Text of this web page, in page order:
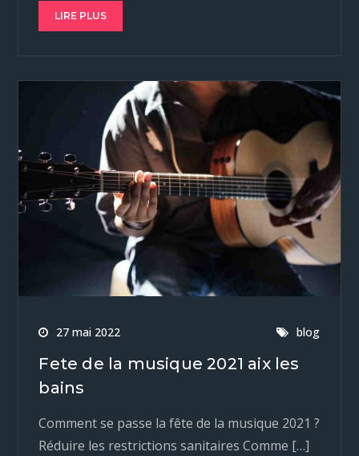
LIRE PLUS
27 mai 2022 blog
Fete de la musique 2021 aix les
bains
Comment se passe la fête de la musique 2021 ?
Réduire les restrictions sanitaires Comme […]